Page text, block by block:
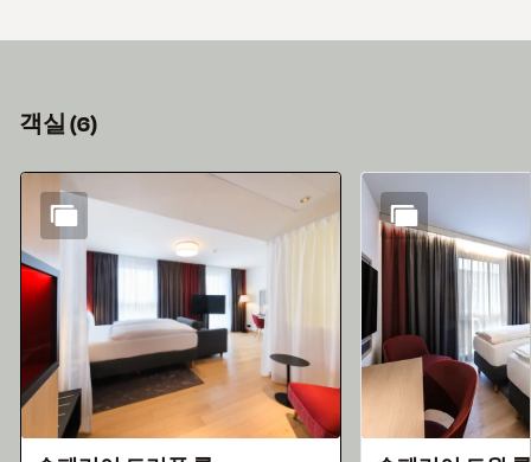
객실(6)
슬라이드 1 의 6